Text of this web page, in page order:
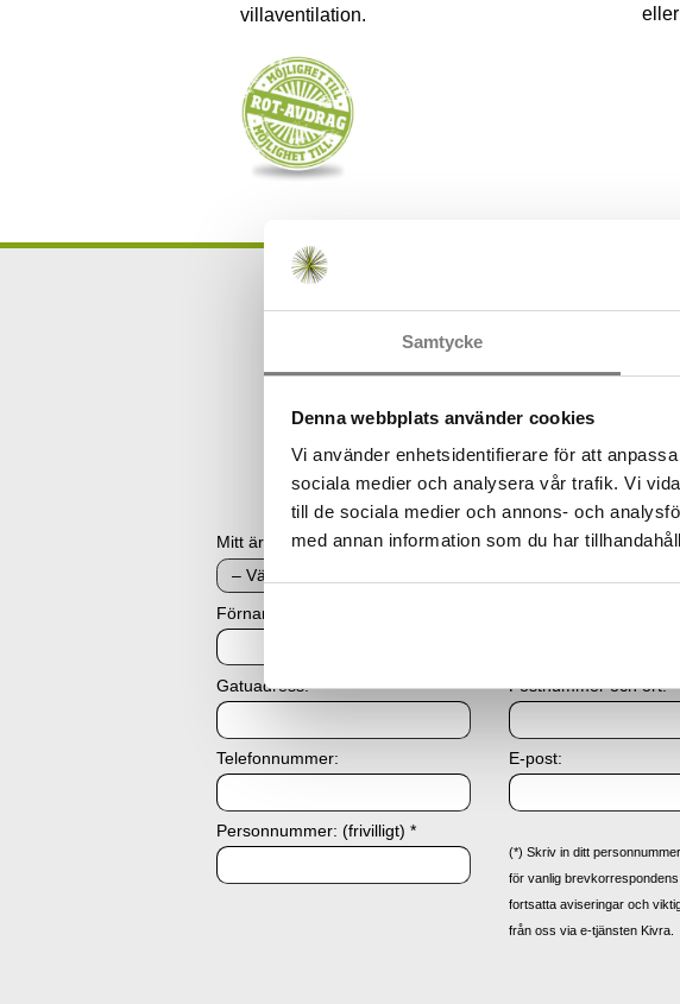
Samtycke
Denna webbplats använder cookies
Vi använder enhetsidentifierare för att
sociala medier och analysera vår trafik. Vi
till de sociala medier och annons- och
med annan information som du har
villaventilation.
Vill du göra en
Oavsett om det gäller sotning
Mitt ärende gäller
Förnamn och efternamn:
Gatuadress:
Telefonnummer:
Personnummer: (frivilligt) *
Postnummer och ort:
E-post:
(*) Skriv in ditt
för vanlig
fortsatta aviseringar och
från oss via e-tjänsten Kivra.